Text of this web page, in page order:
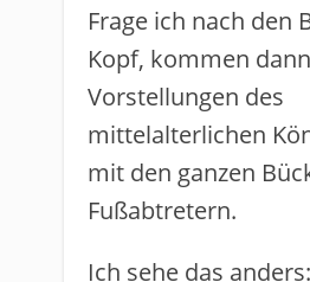
Frage ich nach den
Kopf, kommen
Vorstellungen des
mittelalterlichen
mit den ganzen
Fußabtretern.
Ich sehe das